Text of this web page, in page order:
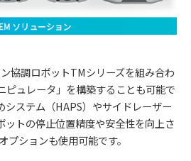
協調ロボットTMシリーズを組み合わ
ピュレータ」を構築することも可能で
システム（HAPS）やサイドレーザー
ットの停止位置精度や安全性を向上さ
プションも使用可能です。